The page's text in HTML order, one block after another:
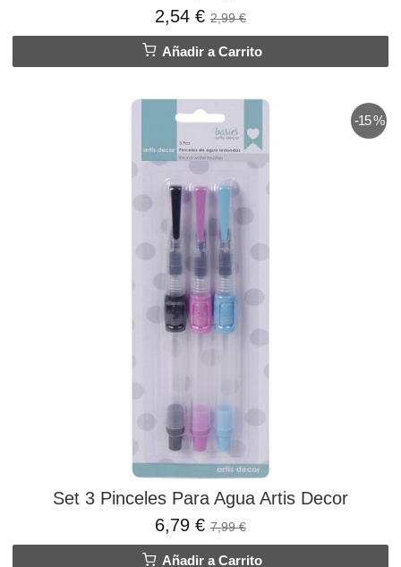
2,54 € 2,99 €
Añadir a Carrito
-15 %
Set 3 Pinceles Para Agua Artis Decor
6,79 € 7,99 €
Añadir a Carrito